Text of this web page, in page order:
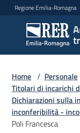
Vai al contenuto
Vai alla navigazione
Vai al footer
Regione Emilia-Romagna
Sottosezioni
Accesso
Home / Personale
Titolari di incarichi
Dichiarazioni sulla
inconferibilità -
Poli Francesca